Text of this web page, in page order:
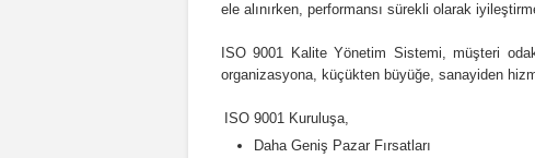
ele alınırken, performansı sürekli olarak
ISO 9001 Kalite Yönetim Sistemi, müşteri
organizasyona, küçükten büyüğe, sanayiden
ISO 9001 Kuruluşa,
Daha Geniş Pazar Fırsatları